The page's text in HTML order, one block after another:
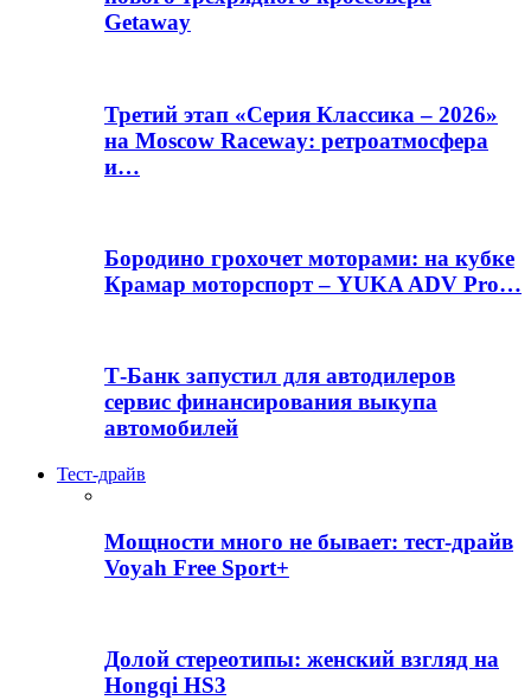
Getaway
Третий этап «Серия Классика – 2026»
на Moscow Raceway: ретроатмосфера
и…
Бородино грохочет моторами: на кубке
Крамар моторспорт – YUKA ADV Pro…
Т-Банк запустил для автодилеров
сервис финансирования выкупа
автомобилей
Тест-драйв
Мощности много не бывает: тест-драйв
Voyah Free Sport+
Долой стереотипы: женский взгляд на
Hongqi HS3